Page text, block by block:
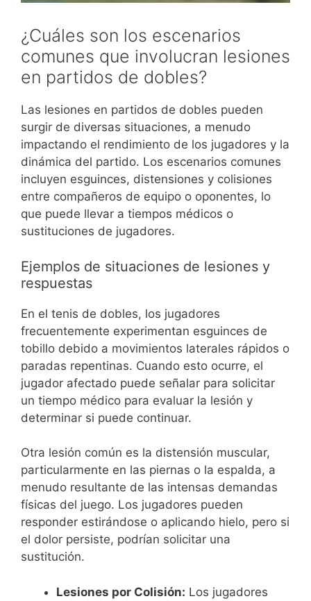
¿Cuáles son los escenarios
comunes que involucran lesiones
en partidos de dobles?
Las lesiones en partidos de dobles pueden
surgir de diversas situaciones, a menudo
impactando el rendimiento de los jugadores y la
dinámica del partido. Los escenarios comunes
incluyen esguinces, distensiones y colisiones
entre compañeros de equipo o oponentes, lo
que puede llevar a tiempos médicos o
sustituciones de jugadores.
Ejemplos de situaciones de lesiones y
respuestas
En el tenis de dobles, los jugadores
frecuentemente experimentan esguinces de
tobillo debido a movimientos laterales rápidos o
paradas repentinas. Cuando esto ocurre, el
jugador afectado puede señalar para solicitar
un tiempo médico para evaluar la lesión y
determinar si puede continuar.
Otra lesión común es la distensión muscular,
particularmente en las piernas o la espalda, a
menudo resultante de las intensas demandas
físicas del juego. Los jugadores pueden
responder estirándose o aplicando hielo, pero si
el dolor persiste, podrían solicitar una
sustitución.
Lesiones por Colisión: Los jugadores